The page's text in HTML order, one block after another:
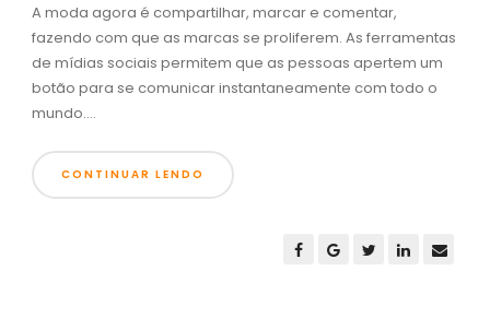
A moda agora é compartilhar, marcar e comentar,
fazendo com que as marcas se proliferem. As ferramentas
de mídias sociais permitem que as pessoas apertem um
botão para se comunicar instantaneamente com todo o
mundo....
CONTINUAR LENDO